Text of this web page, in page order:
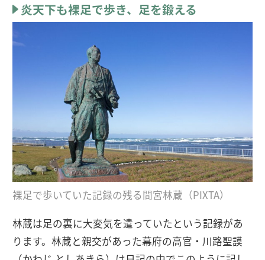
炎天下も裸足で歩き、足を鍛える
裸足で歩いていた記録の残る間宮林蔵（PIXTA）
林蔵は足の裏に大変気を遣っていたという記録があ
ります。林蔵と親交があった幕府の高官・川路聖謨